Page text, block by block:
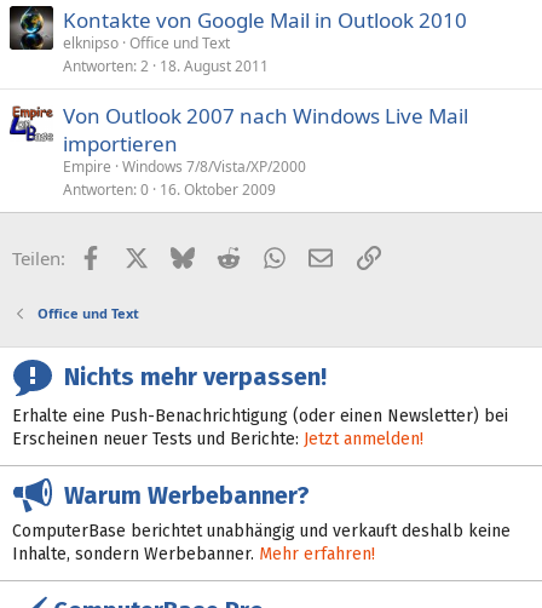
Kontakte von Google Mail in Outlook 2010
elknipso Office und Text
Antworten 2 18. August 2011
Von Outlook 2007 nach Windows Live Mail
importieren
Empire Windows 7/8/Vista/XP/2000
Antworten 0 16. Oktober 2009
Teilen: FacebookX (Twitter)
BlueskyRedditWhatsApp
E-MailLink
Office und Text
Nichts mehr verpassen!
Erhalte eine Push-Benachrichtigung (oder einen Newsletter) bei
Erscheinen neuer Tests und Berichte: Jetzt anmelden!
Warum Werbebanner?
ComputerBase berichtet unabhängig und verkauft deshalb keine
Inhalte, sondern Werbebanner. Mehr erfahren!